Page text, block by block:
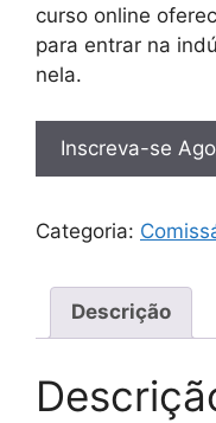
curso online
para entrar na
nela.
Inscreva-se
Categoria:
Descrição